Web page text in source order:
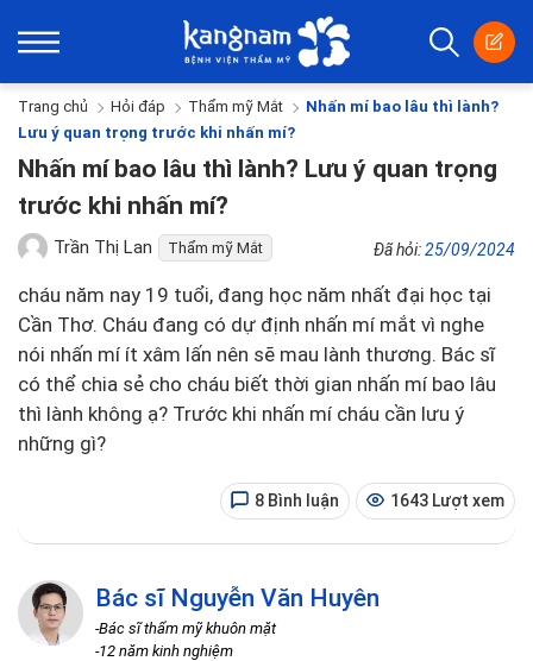
Trang chủ Hỏi đáp Thẩm mỹ Mắt
Nhấn mí bao lâu thì lành?
Lưu ý quan trọng trước khi nhấn mí?
Nhấn mí bao lâu thì lành? Lưu ý quan trọng
trước khi nhấn mí?
Trần Thị Lan Thẩm mỹ Mắt Đã hỏi:25/09/2024
cháu năm nay 19 tuổi, đang học năm nhất đại học tại
Cần Thơ. Cháu đang có dự định nhấn mí mắt vì nghe
nói nhấn mí ít xâm lấn nên sẽ mau lành thương. Bác sĩ
có thể chia sẻ cho cháu biết thời gian nhấn mí bao lâu
thì lành không ạ? Trước khi nhấn mí cháu cần lưu ý
những gì?
8 Bình luận 1643 Lượt xem
Bác sĩ Nguyễn Văn Huyên
-Bác sĩ thẩm mỹ khuôn mặt
-12 năm kinh nghiệm